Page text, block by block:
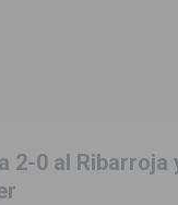
2-0 al